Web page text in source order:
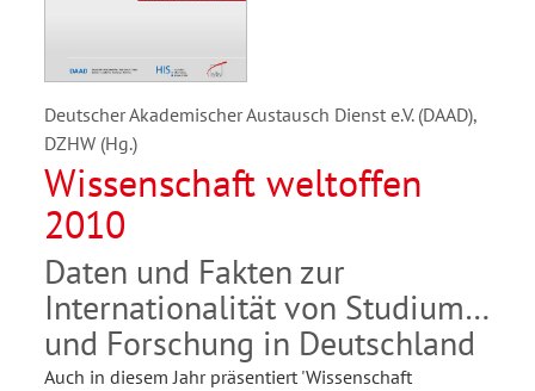
Deutscher Akademischer Austausch Dienst e.V. (DAAD),
DZHW (Hg.)
Wissenschaft weltoffen
2010
Daten und Fakten zur
Internationalität von Studium
und Forschung in Deutschland
Auch in diesem Jahr präsentiert 'Wissenschaft